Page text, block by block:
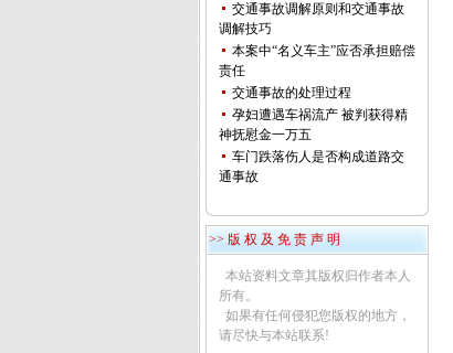
交通事故调解原则和交通事故
调解技巧
本案中“名义车主”应否承担赔偿
责任
交通事故的处理过程
孕妇遭遇车祸流产 被判获得精
神抚慰金一万五
车门跌落伤人是否构成道路交
通事故
>> 版 权 及 免 责 声 明
本站资料文章其版权归作者本人
所有。
如果有任何侵犯您版权的地方，
请尽快与本站联系!